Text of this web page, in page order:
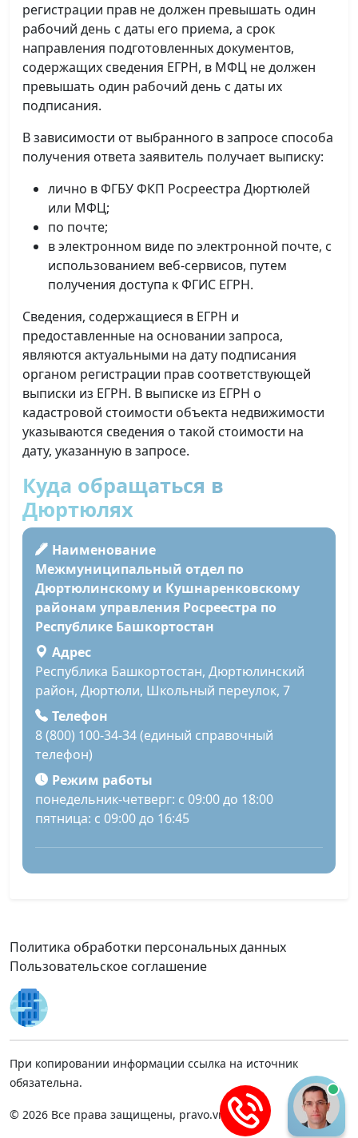
регистрации прав не должен превышать один
рабочий день с даты его приема, а срок
направления подготовленных документов,
содержащих сведения ЕГРН, в МФЦ не должен
превышать один рабочий день с даты их
подписания.
В зависимости от выбранного в запросе способа
получения ответа заявитель получает выписку:
лично в ФГБУ ФКП Росреестра Дюртюлей
или МФЦ;
по почте;
в электронном виде по электронной почте, с
использованием веб-сервисов, путем
получения доступа к ФГИС ЕГРН.
Сведения, содержащиеся в ЕГРН и
предоставленные на основании запроса,
являются актуальными на дату подписания
органом регистрации прав соответствующей
выписки из ЕГРН. В выписке из ЕГРН о
кадастровой стоимости объекта недвижимости
указываются сведения о такой стоимости на
дату, указанную в запросе.
Куда обращаться в
Дюртюлях
Наименование
Межмуниципальный отдел по
Дюртюлинскому и Кушнаренковскому
районам управления Росреестра по
Республике Башкортостан
Адрес
Республика Башкортостан, Дюртюлинский
район, Дюртюли, Школьный переулок, 7
Телефон
8 (800) 100-34-34 (единый справочный
телефон)
Режим работы
понедельник-четверг: с 09:00 до 18:00
пятница: с 09:00 до 16:45
Политика обработки персональных данных
Пользовательское соглашение
При копировании информации ссылка на источник
обязательна.
© 2026 Все права защищены, pravo.vnmsk.ru.